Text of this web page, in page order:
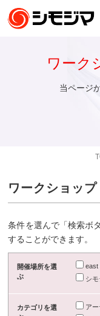
ワーク
当ページ
ワークショッ
条件を選んで「検索ボ
することができます。
開催場所を選
ぶ
east
シ
カテゴリを選
ア